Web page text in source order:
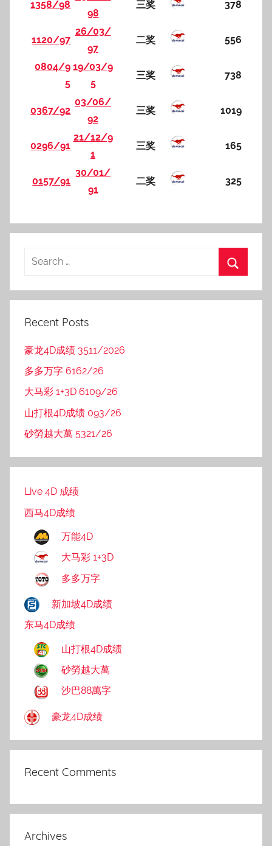
1358/98
98
三奖 378
1120/97
26/03/
97
二奖 556
0804/9
5
19/03/9
5
三奖 738
0367/92
03/06/
92
三奖 1019
0296/91
21/12/9
1
三奖 165
0157/91
30/01/
91
二奖 325
Recent Posts
豪龙4D成绩 3511/2026
多多万字 6162/26
大马彩 1+3D 6109/26
山打根4D成绩 093/26
砂勞越大萬 5321/26
Live 4D 成绩
西马4D成绩
万能4D
大马彩 1+3D
多多万字
新加坡4D成绩
东马4D成绩
山打根4D成绩
砂勞越大萬
沙巴88萬字
豪龙4D成绩
Recent Comments
Archives